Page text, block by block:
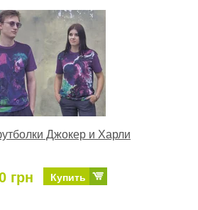
Джокер и Харли
грн Купить